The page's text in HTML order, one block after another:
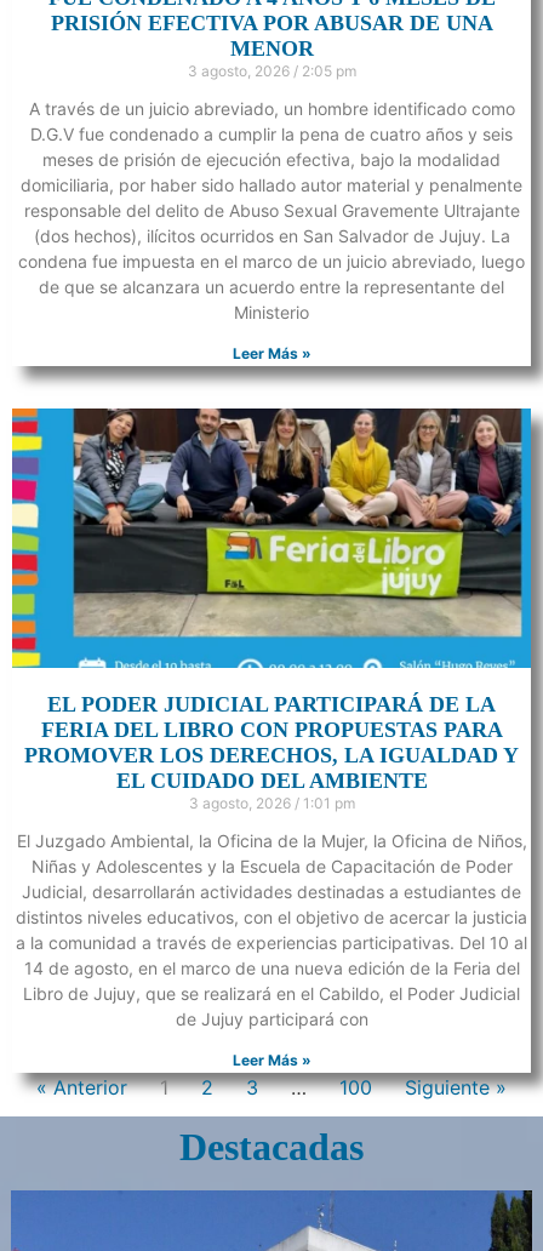
PRISIÓN EFECTIVA POR ABUSAR DE UNA
MENOR
3 agosto, 2026 2:05 pm
A través de un juicio abreviado, un hombre identificado como
D.G.V fue condenado a cumplir la pena de cuatro años y seis
meses de prisión de ejecución efectiva, bajo la modalidad
domiciliaria, por haber sido hallado autor material y penalmente
responsable del delito de Abuso Sexual Gravemente Ultrajante
(dos hechos), ilícitos ocurridos en San Salvador de Jujuy. La
condena fue impuesta en el marco de un juicio abreviado, luego
de que se alcanzara un acuerdo entre la representante del
Ministerio
Leer Más »
EL PODER JUDICIAL PARTICIPARÁ DE LA
FERIA DEL LIBRO CON PROPUESTAS PARA
PROMOVER LOS DERECHOS, LA IGUALDAD Y
EL CUIDADO DEL AMBIENTE
3 agosto, 2026 1:01 pm
El Juzgado Ambiental, la Oficina de la Mujer, la Oficina de Niños,
Niñas y Adolescentes y la Escuela de Capacitación de Poder
Judicial, desarrollarán actividades destinadas a estudiantes de
distintos niveles educativos, con el objetivo de acercar la justicia
a la comunidad a través de experiencias participativas. Del 10 al
14 de agosto, en el marco de una nueva edición de la Feria del
Libro de Jujuy, que se realizará en el Cabildo, el Poder Judicial
de Jujuy participará con
Leer Más »
« Anterior 1 2 3 … 100 Siguiente »
Destacadas